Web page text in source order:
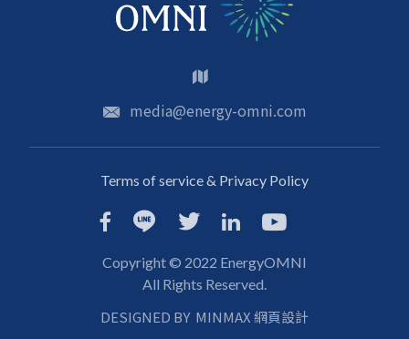
media@energy-omni.com
Terms of service & Privacy Policy
Copyright © 2022 EnergyOMNI
All Rights Reserved.
DESIGNED BY MINMAX 網頁設計